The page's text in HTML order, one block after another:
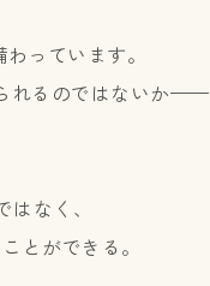
っています。
れるのではないか——
なく、
とができる。